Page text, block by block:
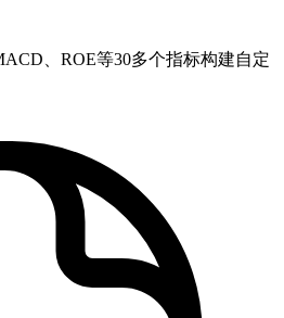
、ROE等30多个指标构建自定